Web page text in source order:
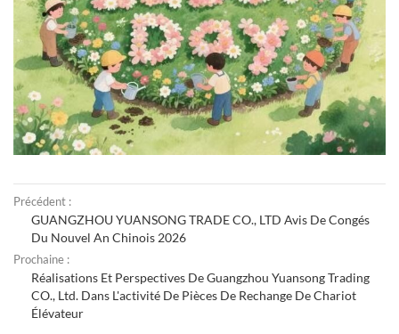
Précédent :
GUANGZHOU YUANSONG TRADE CO., LTD Avis De Congés
Du Nouvel An Chinois 2026
Prochaine :
Réalisations Et Perspectives De Guangzhou Yuansong Trading
CO., Ltd. Dans L'activité De Pièces De Rechange De Chariot
Élévateur